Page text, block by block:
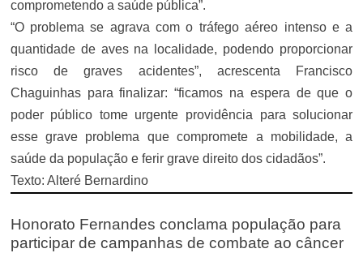
comprometendo a saúde pública”.
“O problema se agrava com o tráfego aéreo intenso e a
quantidade de aves na localidade, podendo proporcionar
risco de graves acidentes”, acrescenta Francisco
Chaguinhas para finalizar: “ficamos na espera de que o
poder público tome urgente providência para solucionar
esse grave problema que compromete a mobilidade, a
saúde da população e ferir grave direito dos cidadãos”.
Texto: Alteré Bernardino
Honorato Fernandes conclama população para
participar de campanhas de combate ao câncer